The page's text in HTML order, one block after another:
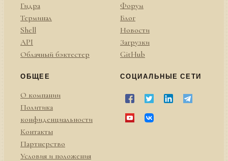
Гидра
Терминал
Shell
API
Облачный бэктестер
Форум
Блог
Новости
Загрузки
GitHub
ОБЩЕЕ
О компании
Политика
конфиденциальности
Контакты
Партнерство
Условия и положения
СОЦИАЛЬНЫЕ СЕТИ